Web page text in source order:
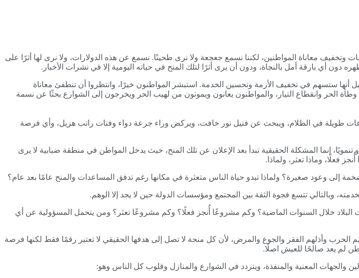
معاناة المواطنين، لكننا نسمع جعجعة ولا نرى طحينًا. نسمع عن هذه الدولارات، ولا نرى لها أثرًا على
دون أي بارقة أمل بالنجاة، ودون أن يرى أثرًا لتلك المنح في حياته اليومية إلا في نشرات الأخبار.
أنها ستسهم في تخفيف الأزمة وتحسين الخدمة. استبشر المواطنون خيرًا، وانتظروا أن تنطفئ معاناة
الحر وانقطاع التيار، والمواطنون يعانون ويموتون من لهيب الحر ويخرجون إلى الشوارع بحثًا عن نسمة
طويلة في الظلام، ويبحث عن فتيل نور خافت، ويركض وراء جرعة دواء وفتات راتب هزيل، وأي فرصة
إنما المشكلة الحقيقية تبدأ بعد الإعلان عن تلك المنح، حيث يدخل المواطن في منطقة ضبابية لا يرى
فعلًا، وماذا تعثر، ولماذا.
إلى وعود صغيرة؟ ولماذا تبدو حياة الناس متعثرة في مكانها رغم تدفق المساعدات والمنح عامًا بعد عام؟
وبالتالي تتسع فجوة الثقة بين المجتمع ومؤسسات الدولة حين لا يجد إلا الوهم.
خلال السنوات الماضية؟ وكم مشروعًا أُنجز فعلًا؟ وكم مشروعًا تعثر؟ ومن يتحمل المسؤولية عن أي
الحرب وأذلهم الفقر والجوع والمرض، لأن كل منحة لا تصل إلى هدفها الحقيقي لا تعتبر رقمًا فقط لكنها فرصة
لم يعد صالحًا للعيش اصلًا.
والجهات المعنية والمنفذة، ويتردد في الشوارع والمنازل وقلوب كل الناس وهو: